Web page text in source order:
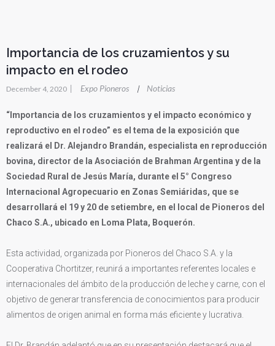
Importancia de los cruzamientos y su
impacto en el rodeo
December 4, 2020 | Expo Pioneros | Noticias
“Importancia de los cruzamientos y el impacto económico y
reproductivo en el rodeo” es el tema de la exposición que
realizará el Dr. Alejandro Brandán, especialista en reproducción
bovina, director de la Asociación de Brahman Argentina y de la
Sociedad Rural de Jesús María, durante el 5° Congreso
Internacional Agropecuario en Zonas Semiáridas, que se
desarrollará el 19 y 20 de setiembre, en el local de Pioneros del
Chaco S.A., ubicado en Loma Plata, Boquerón.
Esta actividad, organizada por Pioneros del Chaco S.A. y la
Cooperativa Chortitzer, reunirá a importantes referentes locales e
internacionales del ámbito de la producción de leche y carne, con el
objetivo de generar transferencia de conocimientos para producir
alimentos de origen animal en forma más eficiente y lucrativa.